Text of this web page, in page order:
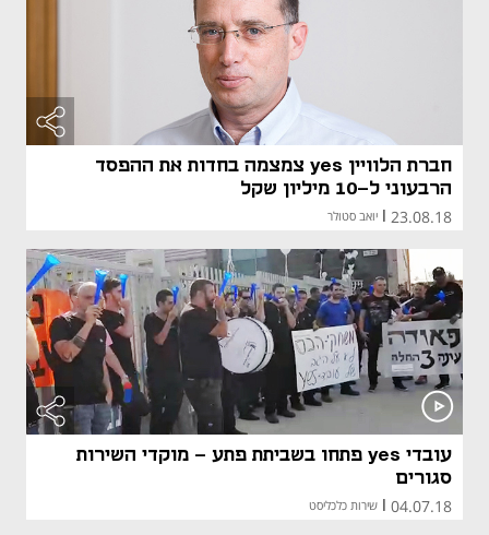
חברת הלוויין yes צמצמה בחדות את ההפסד
הרבעוני ל-10 מיליון שקל
23.08.18 יואב סטולר
עובדי yes פתחו בשביתת פתע - מוקדי השירות
סגורים
04.07.18 שירות כלכליסט